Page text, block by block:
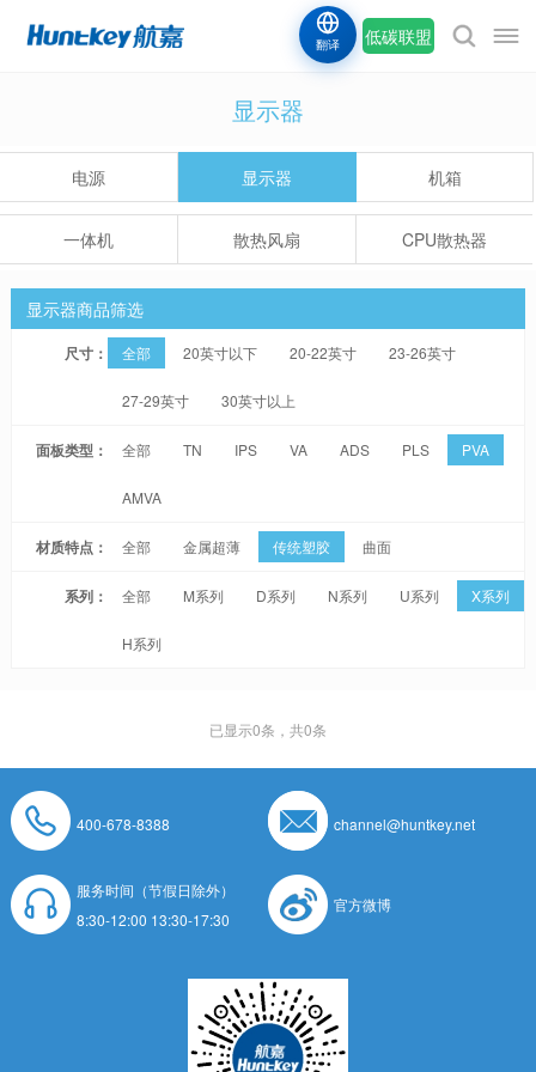
低碳联盟
翻译
显示器
电源 显示器 机箱
一体机 散热风扇 CPU散热器
显示器商品筛选
尺寸： 全部 20英寸以下 20-22英寸 23-26英寸
27-29英寸 30英寸以上
面板类型： 全部 TN IPS VA ADS PLS PVA
AMVA
材质特点： 全部 金属超薄 传统塑胶 曲面
系列： 全部 M系列 D系列 N系列 U系列 X系列
H系列
已显示0条，共0条
400-678-8388 channel@huntkey.net
服务时间（节假日除外）
8:30-12:00 13:30-17:30
官方微博